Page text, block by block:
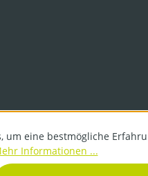
um eine bestmögliche
Informationen ...